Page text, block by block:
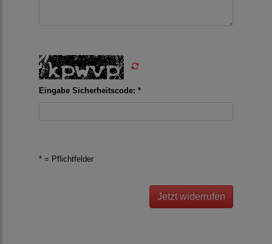
Eingabe Sicherheitscode: *
* = Pflichtfelder
Jetzt widerrufen